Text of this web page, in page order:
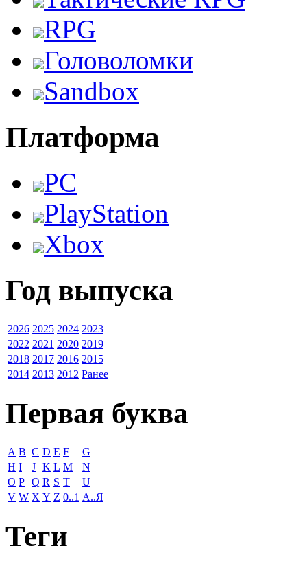
RPG
Головоломки
Sandbox
Платформа
PC
PlayStation
Xbox
Год выпуска
2026 2025 2024 2023
2022 2021 2020 2019
2018 2017 2016 2015
2014 2013 2012 Ранее
Первая буква
A B C D E F
G
H I J K L M
N
O P Q R S T
U
V W X Y Z 0..1 А..Я
Теги